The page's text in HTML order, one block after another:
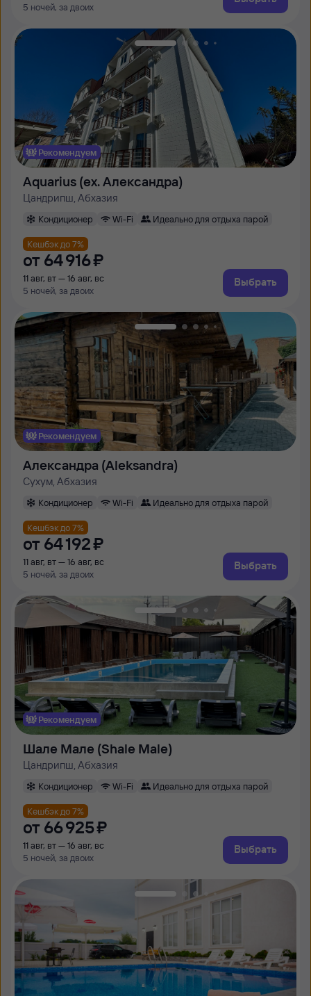
5 ночей, за двоих
Рекомендуем
Aquarius (ex. Александра)
Цандрипш, Абхазия
Кондиционер Wi-Fi Идеально для отдыха парой
Кешбэк до 7%
от 64 ⁠916 ⁠₽
11 авг, вт — 16 авг, вс
5 ночей, за двоих
Выбрать
Рекомендуем
Александра (Aleksandrа)
Сухум, Абхазия
Кондиционер Wi-Fi Идеально для отдыха парой
Кешбэк до 7%
от 64 ⁠192 ⁠₽
11 авг, вт — 16 авг, вс
5 ночей, за двоих
Выбрать
Рекомендуем
Шале Мале (Shale Male)
Цандрипш, Абхазия
Кондиционер Wi-Fi Идеально для отдыха парой
Кешбэк до 7%
от 66 ⁠925 ⁠₽
11 авг, вт — 16 авг, вс
5 ночей, за двоих
Выбрать